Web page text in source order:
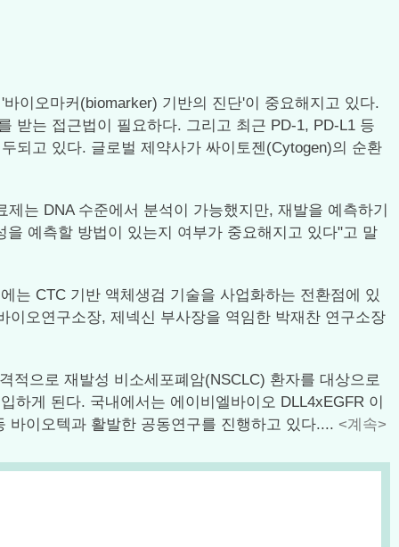
이오마커(biomarker) 기반의 진단'이 중요해지고 있다.
받는 접근법이 필요하다. 그리고 최근 PD-1, PD-L1 등
되고 있다. 글로벌 제약사가 싸이토젠(Cytogen)의 순환
는 DNA 수준에서 분석이 가능했지만, 재발을 예측하기
예측할 방법이 있는지 여부가 중요해지고 있다"고 말
는 CTC 기반 액체생검 기술을 사업화하는 전환점에 있
오연구소장, 제넥신 부사장을 역임한 박재찬 연구소장
적으로 재발성 비소세포폐암(NSCLC) 환자를 대상으로
하게 된다. 국내에서는 에이비엘바이오 DLL4xEGFR 이
바이오텍과 활발한 공동연구를 진행하고 있다.... <계속>